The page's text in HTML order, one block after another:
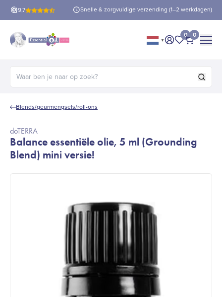
9,7
verzendingvanaf €60! Snelle & zorgvuldige verzending (1–2 werkdagen)
▼ Mijn account
Mijn
0 0
Zoeken naar:
Blends/geurmengsels/roll-ons
doTERRA
Balance essentiële olie, 5 ml (Grounding
Blend) mini versie!